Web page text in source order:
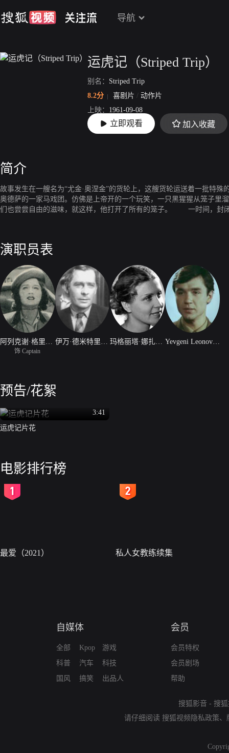
导航
运虎记（Striped Trip）
别名： Striped Trip
8.2分
喜剧片 / 动作片
上映： 1961-09-08
片长： 87分8秒
立即观看 加入收藏
简介
故事发生在一艘名为“尤金·奥涅金”的货轮上，这艘货轮运送着一批特
奥德萨的一家马戏团。仿佛是上帝开的一个玩笑，一只黑猩猩从笼子里
们也尝尝自由的滋味，就这样，他打开了所有的笼子。 一时间，封
演职员表
饰 Captain
Yevgeni Leonov Gladyshev
预告/花絮
3:41
运虎记片花
电影排行榜
最爱（2021） 私人女教练续集
自媒体
全部
科普
国风
Kpop
汽车
搞笑
游戏
科技
出品人
会员
会员特权
会员剧场
帮助
搜狐影音 - 搜
请仔细阅读 搜狐视频隐私政策、